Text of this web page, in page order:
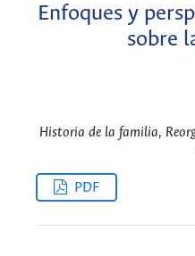
Enfoques y
sobre
Historia de la familia,
PDF